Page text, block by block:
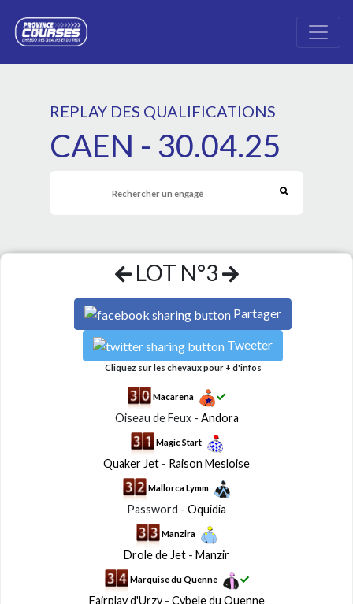
REPLAY DES QUALIFICATIONS
CAEN - 30.04.25
LOT N°3
Partager
Tweeter
Cliquez sur les chevaux pour + d'infos
Macarena
Oiseau de Feux - Andora
Magic Start
Quaker Jet - Raison Mesloise
Mallorca Lymm
Password - Oquidia
Manzira
Drole de Jet - Manzir
Marquise du Quenne
Fairplay d'Urzy- Cybele du Quenne